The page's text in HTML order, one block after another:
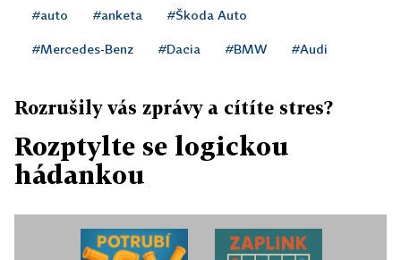
#auto #anketa #Škoda Auto
#Mercedes-Benz #Dacia #BMW #Audi
Rozrušily vás zprávy a cítíte stres?
Rozptylte se logickou
hádankou